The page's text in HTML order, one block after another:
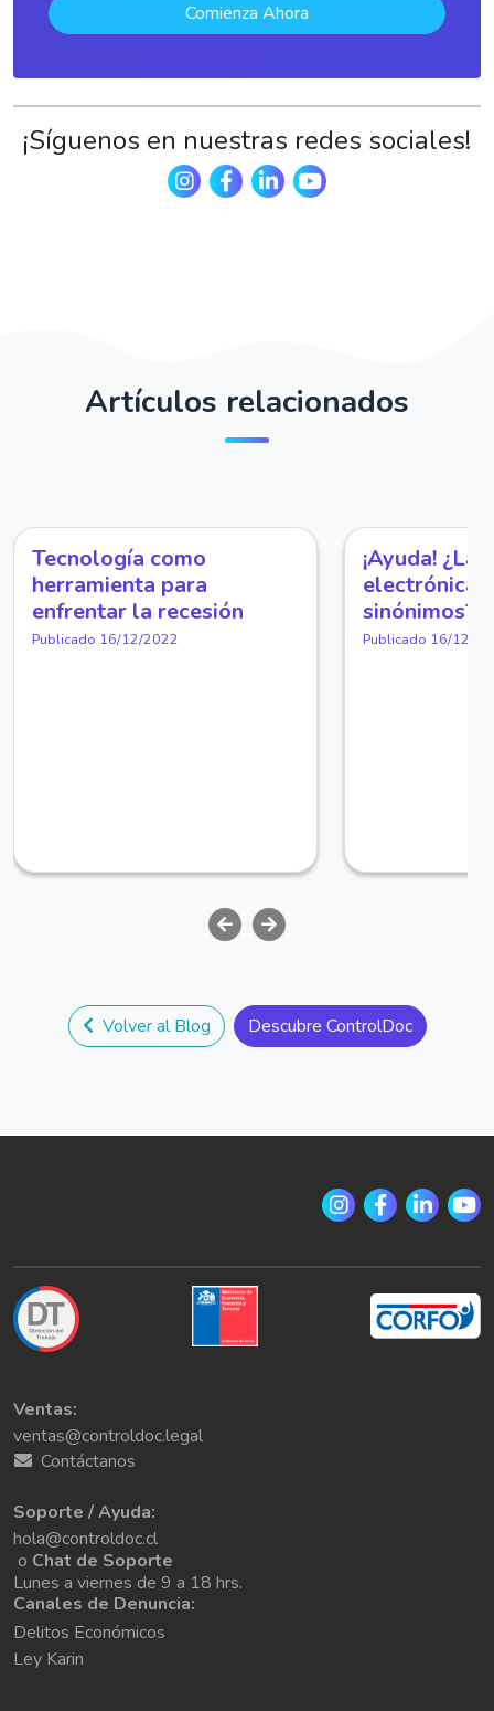
Comienza Ahora
¡Síguenos en nuestras redes sociales!
Artículos relacionados
Tecnología como
herramienta para
enfrentar la recesión
Publicado 16/12/2022
¡Ayuda!
electrónica
sinónimos?
Publicado 16/12/
Volver al Blog Descubre ControlDoc
Ventas:
ventas@controldoc.legal
Contáctanos
Soporte / Ayuda:
hola@controldoc.cl
o Chat de Soporte
Lunes a viernes de 9 a 18 hrs.
Canales de Denuncia:
Delitos Económicos
Ley Karin